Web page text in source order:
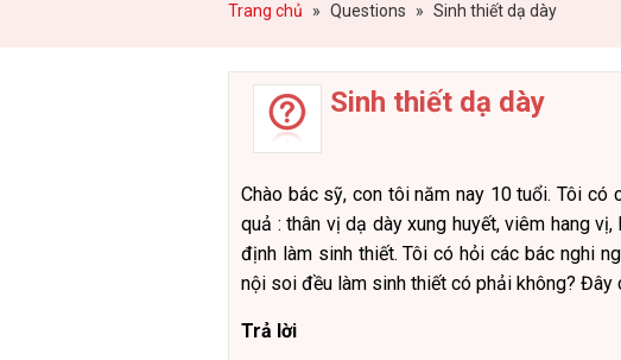
Trang chủ » Questions » Sinh thiết dạ dày
Sinh thiết dạ dày
Chào bác sỹ, con tôi năm nay 10 tuổi. Tôi
quả : thân vị dạ dày xung huyết, viêm hang
định làm sinh thiết. Tôi có hỏi các bác nghi
nội soi đều làm sinh thiết có phải không? Đây
Trả lời